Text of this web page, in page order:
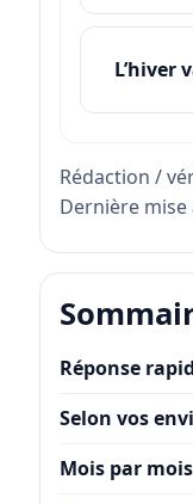
L’hiver
Rédaction /
Dernière mise
Réponse
Selon vos
Mois par mois